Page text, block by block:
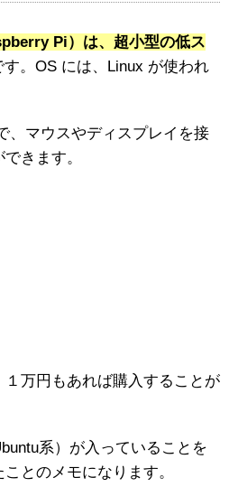
Pi）は、超小型の低ス
す。OS には、Linux が使われ
、マウスやディスプレイを接
きます。
１万円もあれば購入することが
系）が入っていることを
とのメモになります。